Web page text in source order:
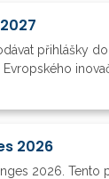
přihlášky
2026
2026.